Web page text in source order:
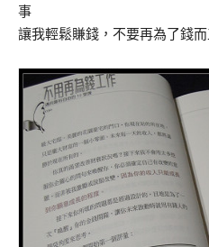
事
讓我輕鬆賺錢，不要再為了錢